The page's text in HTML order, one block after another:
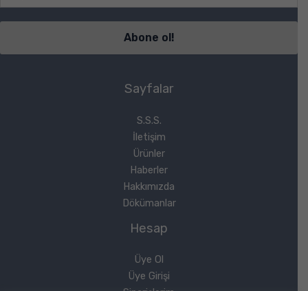
Sayfalar
S.S.S.
İletişim
Ürünler
Haberler
Hakkımızda
Dökümanlar
Hesap
Üye Ol
Üye Girişi